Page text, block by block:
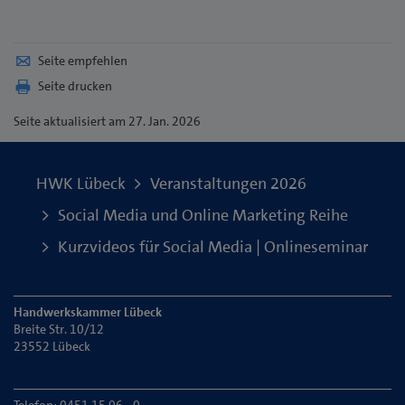
Seite empfehlen
Seite drucken
Seiteaktualisiert am 27. Jan. 2026
HWK Lübeck
Veranstaltungen 2026
Social Media und Online Marketing Reihe
Kurzvideos für Social Media | Onlineseminar
Handwerkskammer Lübeck
Breite Str. 10/12
23552 Lübeck